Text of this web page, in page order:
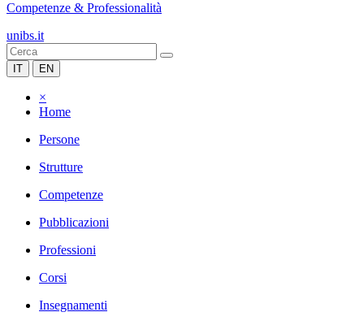
Competenze & Professionalità
unibs.it
IT EN
×
Home
Persone
Strutture
Competenze
Pubblicazioni
Professioni
Corsi
Insegnamenti